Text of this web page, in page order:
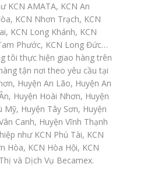
KCN AMATA, KCN An
KCN Nhơn Trạch, KCN
KCN Long Khánh, KCN
Phước, KCN Long Đức…
tôi thực hiện giao hàng trên
tận nơi theo yêu cầu tại
Huyện An Lão, Huyện An
Huyện Hoài Nhơn, Huyện
Mỹ, Huyện Tây Sơn, Huyện
Canh, Huyện Vĩnh Thạnh
như KCN Phú Tài, KCN
Hòa, KCN Hòa Hội, KCN
và Dịch Vụ Becamex.